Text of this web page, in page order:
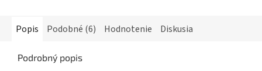
Popis Podobné (6) Hodnotenie Diskusia
Podrobný popis